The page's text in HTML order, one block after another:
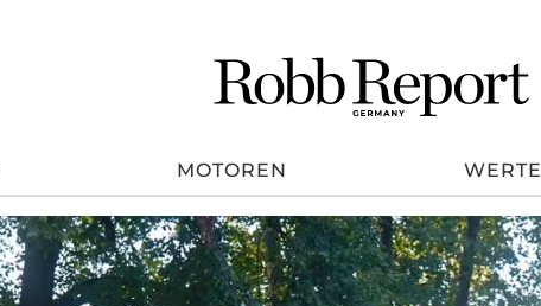
MOTOREN WERTE